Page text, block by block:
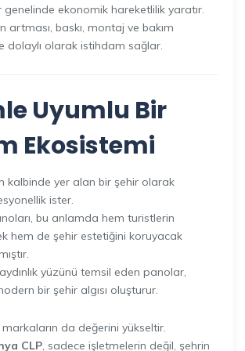
genelinde ekonomik hareketlilik yaratır.
artması, baskı, montaj ve bakım
dolaylı olarak istihdam sağlar.
Uyumlu Bir
Ekosistemi
kalbinde yer alan bir şehir olarak
ister.
bu anlamda hem turistlerin
hem de şehir estetiğini koruyacak
yüzünü temsil eden panolar,
bir şehir algısı oluşturur.
da değerini yükseltir.
CLP, sadece işletmelerin değil, şehrin